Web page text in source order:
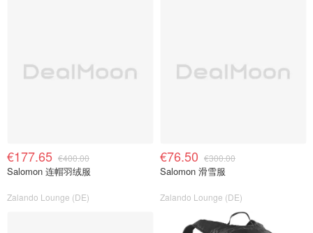
€177.65 €400.00
Salomon 连帽羽绒服
Zalando Lounge (DE)
€76.50 €300.00
Salomon 滑雪服
Zalando Lounge (DE)